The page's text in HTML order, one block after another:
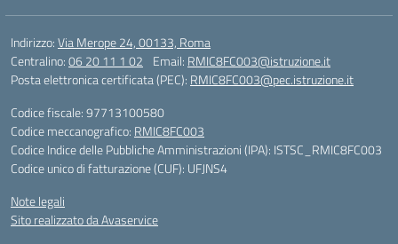
Indirizzo:Via Merope 24, 00133, Roma
Centralino:06 20 11 1 02 Email: RMIC8FC003@istruzione.it
Posta elettronica certificata (PEC): RMIC8FC003@pec.istruzione.it
Codice fiscale: 97713100580
Codice meccanografico: RMIC8FC003
Codice Indice delle Pubbliche Amministrazioni (IPA): ISTSC_RMIC8FC003
Codice unico di fatturazione (CUF): UFJNS4
Note legali
Sito realizzato da Avaservice